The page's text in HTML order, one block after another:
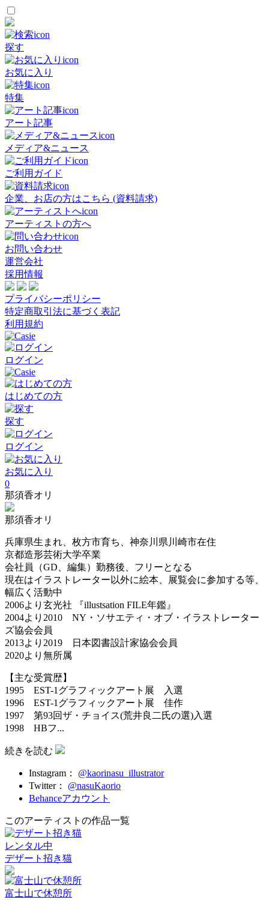
探す
お気に入り
特集
アート記事
メディア&ニュース
ご利用ガイド
企業、お店の方はこちら (資料請求)
アーティストの方へ
お問い合わせ
運営会社
採用情報
プライバシーポリシー
特定商取引法に基づく表記
利用規約
ログイン
はじめての方
探す
ログイン
お気に入り
0
那須香オリ
那須香オリ
兵庫県生まれ、枚方市育ち、神奈川県川崎市在住
京都造形芸術大学卒業
会社員（GD、編集）勤務後、フリーとなる
現在はイラストレーター以外に絵本、展覧会に参加する等、
幅広く活動中
2006より玄光社 『illustsation FILE年鑑』
2004より2010 NY・ソサエティ・オブ・イラストレーター
ズ協会会員
2013より2019 日本図書設計家協会会員
2020より無所属
【主な受賞歴】
1995 EST-1グラフィックアート展 入選
1996 EST-1グラフィックアート展 佳作
1997 第93回ザ・チョイス(荒井良二氏の選)入選
1998 HBフ...
続きを読む
Instagram： @kaorinasu_illustrator
Twitter： @nasuKaorio
Behanceアカウント
このアーティストの作品一覧
レンタル中
デザート招き猫
富士山で休憩所